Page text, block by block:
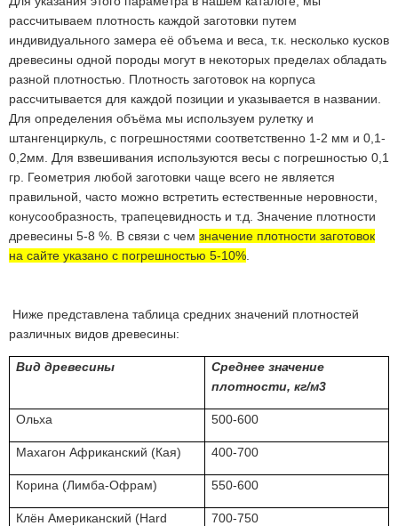
рассчитываем плотность каждой заготовки путем
индивидуального замера её объема и веса, т.к. несколько кусков
древесины одной породы могут в некоторых пределах обладать
разной плотностью. Плотность заготовок на корпуса
рассчитывается для каждой позиции и указывается в названии.
Для определения объёма мы используем рулетку и
штангенциркуль, с погрешностями соответственно 1-2 мм и 0,1-
0,2мм. Для взвешивания используются весы с погрешностью 0,1
гр. Геометрия любой заготовки чаще всего не является
правильной, часто можно встретить естественные неровности,
конусообразность, трапецевидность и т.д. Значение плотности
древесины 5-8 %. В связи с чем значение плотности заготовок
на сайте указано с погрешностью 5-10%
Ниже представлена таблица средних значений плотностей
различных видов древесины:
Вид древесины
Среднее значение
плотности, кг/м3
Ольха 500-600
Махагон Африканский (Кая) 400-700
Корина (Лимба-Офрам) 550-600
Клён Американский (Hard
700-750